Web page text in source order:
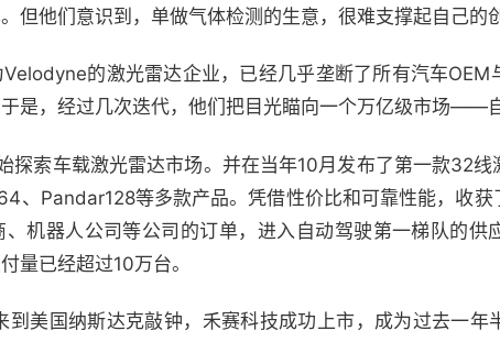
但他们意识到，单做气体检测的生意，很难支撑起自己的
的激光雷达企业，已经几乎垄断了所有汽车OEM
是，经过几次迭代，他们把目光瞄向一个万亿级市场——
探索车载激光雷达市场。并在当年10月发布了第一款32
、Pandar128等多款产品。凭借性价比和可靠性能，收获
机器人公司等公司的订单，进入自动驾驶第一梯队的
量已经超过10万台。
美国纳斯达克敲钟，禾赛科技成功上市，成为过去一年